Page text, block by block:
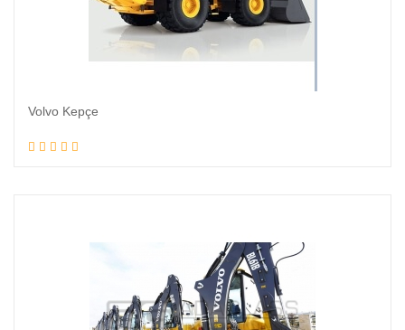
Volvo Kepçe